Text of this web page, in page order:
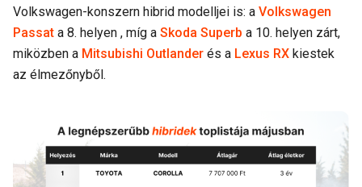
Volkswagen-konszern hibrid modelljei is: a Volkswagen
Passat a 8. helyen , míg a Skoda Superb a 10. helyen zárt,
miközben a Mitsubishi Outlander és a Lexus RX kiestek
az élmezőnyből.